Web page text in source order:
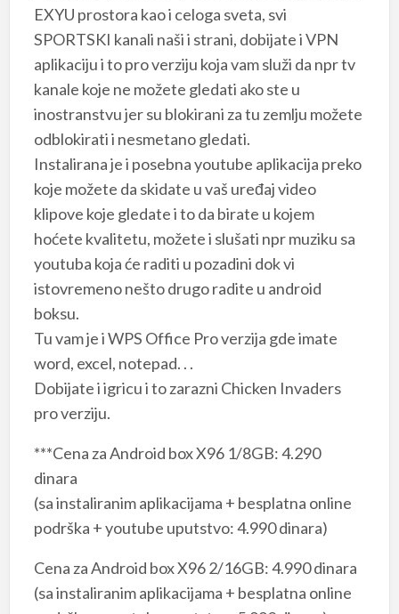
EXYU prostora kao i celoga sveta, svi
SPORTSKI kanali naši i strani, dobijate i VPN
aplikaciju i to pro verziju koja vam služi da npr tv
kanale koje ne možete gledati ako ste u
inostranstvu jer su blokirani za tu zemlju možete
odblokirati i nesmetano gledati.
Instalirana je i posebna youtube aplikacija preko
koje možete da skidate u vaš uređaj video
klipove koje gledate i to da birate u kojem
hoćete kvalitetu, možete i slušati npr muziku sa
youtuba koja će raditi u pozadini dok vi
istovremeno nešto drugo radite u android
boksu.
Tu vam je i WPS Office Pro verzija gde imate
word, excel, notepad. . .
Dobijate i igricu i to zarazni Chicken Invaders
pro verziju.
***Cena za Android box X96 1/8GB: 4.290
dinara
(sa instaliranim aplikacijama + besplatna online
podrška + youtube uputstvo: 4.990 dinara)
Cena za Android box X96 2/16GB: 4.990 dinara
(sa instaliranim aplikacijama + besplatna online